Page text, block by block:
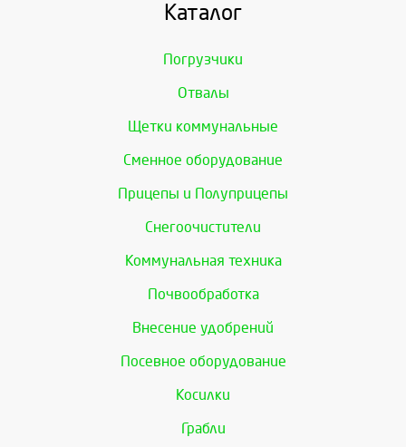
Каталог
Погрузчики
Отвалы
Щетки коммунальные
Сменное оборудование
Прицепы и Полуприцепы
Снегоочистители
Коммунальная техника
Почвообработка
Внесение удобрений
Посевное оборудование
Косилки
Грабли